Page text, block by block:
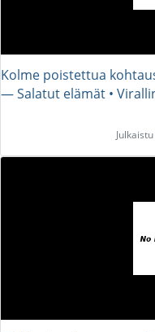
Kolme poistettua
― Salatut elämät •